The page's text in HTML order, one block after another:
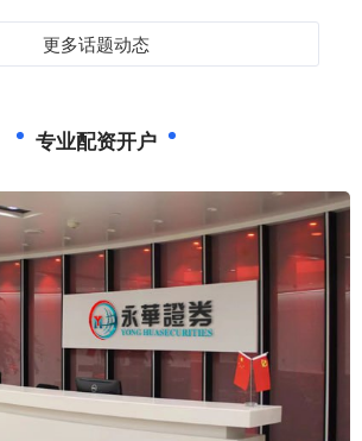
更多话题动态
专业配资开户